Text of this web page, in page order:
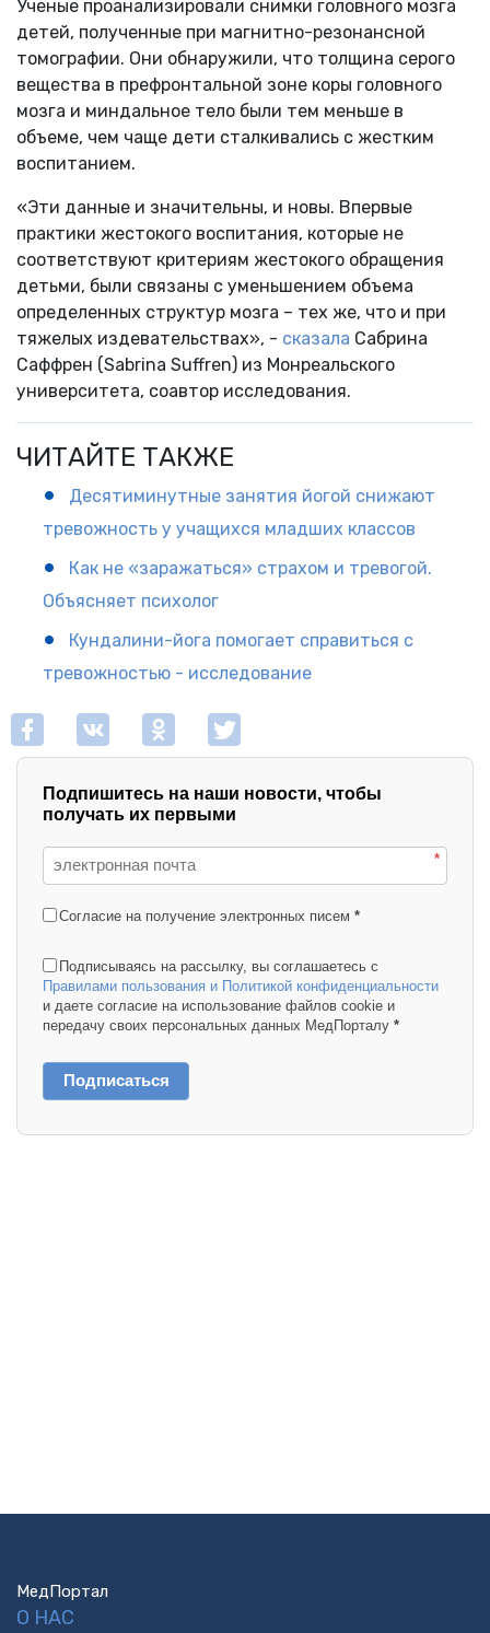
Ученые проанализировали снимки головного мозга
детей, полученные при магнитно-резонансной
томографии. Они обнаружили, что толщина серого
вещества в префронтальной зоне коры головного
мозга и миндальное тело были тем меньше в
объеме, чем чаще дети сталкивались с жестким
воспитанием.
«Эти данные и значительны, и новы. Впервые
практики жестокого воспитания, которые не
соответствуют критериям жестокого обращения
детьми, были связаны с уменьшением объема
определенных структур мозга – тех же, что и при
тяжелых издевательствах», - сказала Сабрина
Саффрен (Sabrina Suffren) из Монреальского
университета, соавтор исследования.
ЧИТАЙТЕ ТАКЖЕ
Десятиминутные занятия йогой снижают
тревожность у учащихся младших классов
Как не «заражаться» страхом и тревогой.
Объясняет психолог
Кундалини-йога помогает справиться с
тревожностью - исследование
Подпишитесь на наши новости, чтобы
получать их первыми
*
Согласие на получение электронных писем *
Подписываясь на рассылку, вы соглашаетесь с
Правилами пользования и Политикой конфиденциальности
и даете согласие на использование файлов cookie и
передачу своих персональных данных МедПорталу *
Подписаться
МедПортал
О НАС